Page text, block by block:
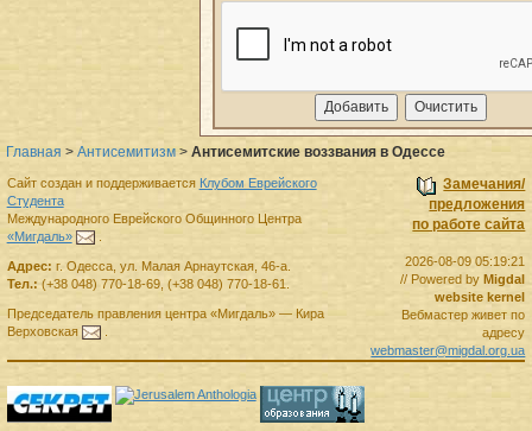
Главная > Антисемитизм > Антисемитские воззвания в Одессе
Замечания/
предложения
по работе сайта
2026-08-09 05:19:21
// Powered byMigdal
website kernel
Вебмастер живет по
адресу
webmaster@migdal.org.ua
Сайт создан и поддерживается Клубом Еврейского
Студента
Международного Еврейского Общинного Центра
«Мигдаль»
.
Адрес: г. Одесса, ул. Малая Арнаутская, 46-а.
Тел.: (+38 048) 770-18-69, (+38 048) 770-18-61
Председатель правленияцентра «Мигдаль»— Кира
Верховская
.